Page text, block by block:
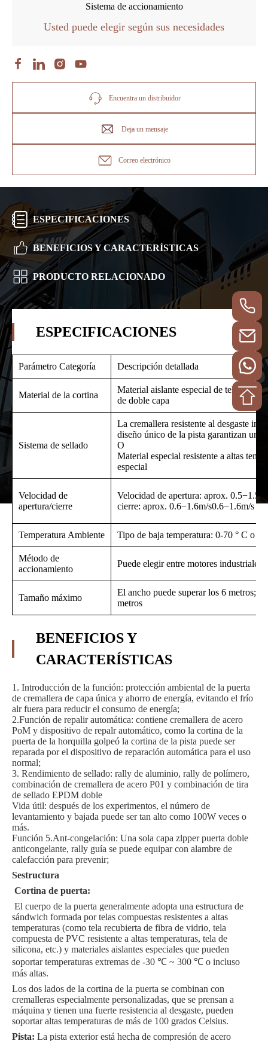
Sistema de accionamiento
Usted puede elegir según sus necesidades
Encuentra un distribuidor
Deja un mensaje
Correo electrónico
ESPECIFICACIONES
BENEFICIOS Y CARACTERÍSTICAS
PRODUCTO RELACIONADO
ESPECIFICACIONES
Parámetro Categoría Descripción detallada
Material de la cortina
Material aislante especial de tela de
de doble capa
Sistema de sellado
La cremallera resistente al desgaste
diseño único de la pista garantizan un
O
Material especial resistente a altas
especial
Velocidad de
apertura/cierre
Velocidad de apertura: aprox.
cierre: aprox. 0.6−1.6m/s0.6−1.6m/s
Temperatura Ambiente Tipo de baja temperatura: 0-70 ° C o
Método de
accionamiento
Puede elegir entre motores industriales
Tamaño máximo
El ancho puede superar los 6 metros;
metros
BENEFICIOS Y
CARACTERÍSTICAS
1. Introducción de la función: protección ambiental de la puerta
de cremallera de capa única y ahorro de energía, evitando el frío
alr fuera para reducir el consumo de energía;
2.Función de repalir automática: contiene cremallera de acero
PoM y dispositivo de repalr automático, como la cortina de la
puerta de la horquilla golpeó la cortina de la pista puede ser
reparada por el dispositivo de reparación automática para el uso
normal;
3. Rendimiento de sellado: rally de aluminio, rally de polímero,
combinación de cremallera de acero P01 y combinación de tira
de sellado EPDM doble
Vida útil: después de los experimentos, el número de
levantamiento y bajada puede ser tan alto como 100W veces o
más.
Función 5.Ant-congelación: Una sola capa zlpper puerta doble
anticongelante, rally guía se puede equipar con alambre de
calefacción para prevenir;
Sestructura
Cortina de puerta:
El cuerpo de la puerta generalmente adopta una estructura de
sándwich formada por telas compuestas resistentes a altas
temperaturas (como tela recubierta de fibra de vidrio, tela
compuesta de PVC resistente a altas temperaturas, tela de
silicona, etc.) y materiales aislantes especiales que pueden
soportar temperaturas extremas de -30 ℃ ~ 300 ℃ o incluso
más altas.
Los dos lados de la cortina de la puerta se combinan con
cremalleras especialmente personalizadas, que se prensan a
máquina y tienen una fuerte resistencia al desgaste, pueden
soportar altas temperaturas de más de 100 grados Celsius.
Pista: La pista exterior está hecha de compresión de acero